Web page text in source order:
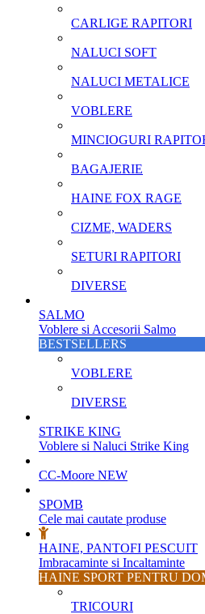
CARLIGE RAPITORI
NALUCI SOFT
NALUCI METALICE
VOBLERE
MINCIOGURI
BAGAJERIE
HAINE FOX RAGE
CIZME, WADERS
SETURI RAPITORI
DIVERSE
SALMO
Voblere si Accesorii Salmo
BESTSELLERS
VOBLERE
DIVERSE
STRIKE KING
Voblere si Naluci Strike King
CC-Moore NEW
SPOMB
Cele mai cautate produse
HAINE, PANTOFI PESCUIT
Imbracaminte si Incaltaminte
HAINE SPORT PENTRU
TRICOURI